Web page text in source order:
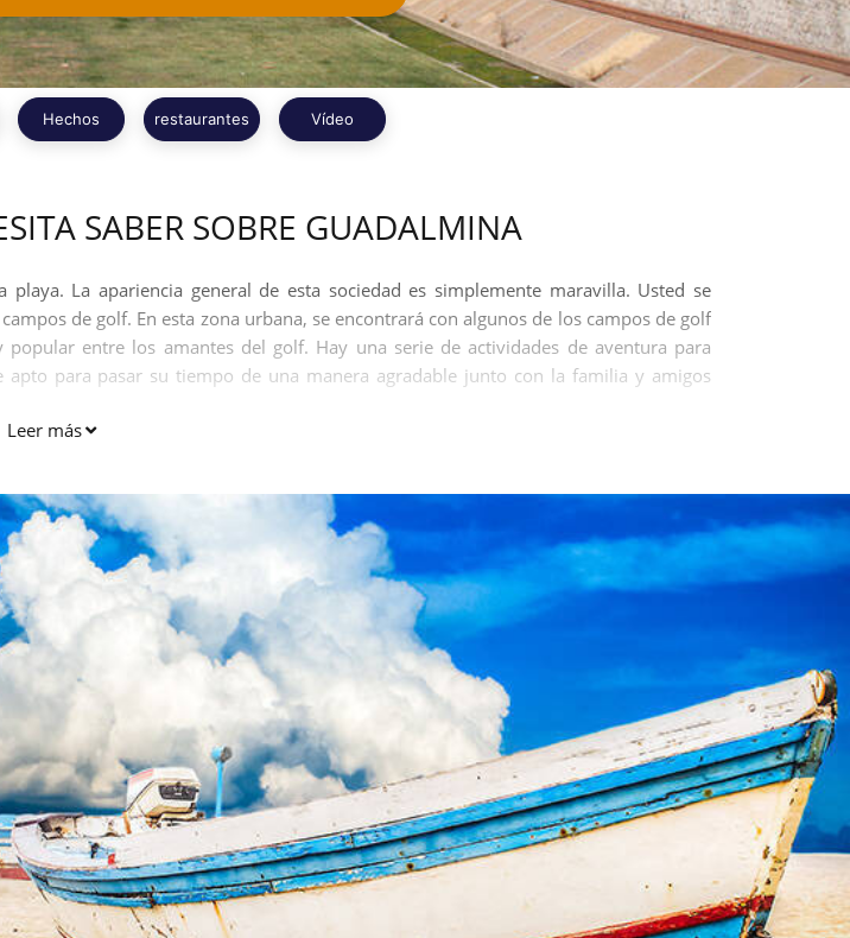
Hechos restaurantes Vídeo
SABER SOBRE GUADALMINA
La apariencia general de esta sociedad es simplemente maravilla. Usted se
de golf. En esta zona urbana, se encontrará con algunos de los campos de golf
entre los amantes del golf. Hay una serie de actividades de aventura para
para pasar su tiempo de una manera agradable junto con la familia y amigos
Leer más